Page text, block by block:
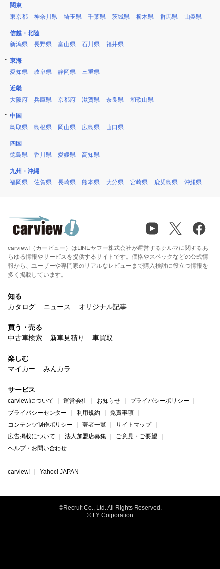
関東
東京都
神奈川県 埼玉県 千葉県 茨城県 栃木県 群馬県 山梨県
信越・北陸
新潟県
長野県 富山県 石川県 福井県
東海
愛知県
岐阜県 静岡県 三重県
近畿
大阪府
兵庫県 京都府 滋賀県 奈良県 和歌山県
中国
鳥取県
島根県 岡山県 広島県 山口県
四国
徳島県
香川県 愛媛県 高知県
九州・沖縄
福岡県
佐賀県 長崎県 熊本県 大分県 宮崎県 鹿児島県 沖縄県
carview!（カービュー）はLINEヤフー株式会社が運営するクルマに関するあ
らゆる情報やサービスを提供するサイトです。価格やスペックなどの公式情
報から、ユーザーや専門家のリアルなレビューまで購入検討に役立つ情報を
多く掲載しています。
知る
カタログ
ニュース オリジナル記事
買う・売る
中古車検索
新車見積り 車買取
楽しむ
マイカー
みんカラ
サービス
carview!について 運営会社 お知らせ
プライバシーポリシー
プライバシーセンター
利用規約
免責事項
コンテンツ制作ポリシー
著者一覧
サイトマップ
広告掲載について
法人加盟店募集
ご意見・ご要望
ヘルプ・お問い合わせ
carview! Yahoo! JAPAN
©Recruit Co., Ltd. All Rights Reserved.
© LY Corporation